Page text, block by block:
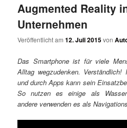
Augmented Reality
Unternehmen
Veröffentlicht am12. Juli 2015von
Das Smartphone ist für viele
Alltag wegzudenken.
und durch Apps kann sein
So nutzen es einige als
andere verwenden es als